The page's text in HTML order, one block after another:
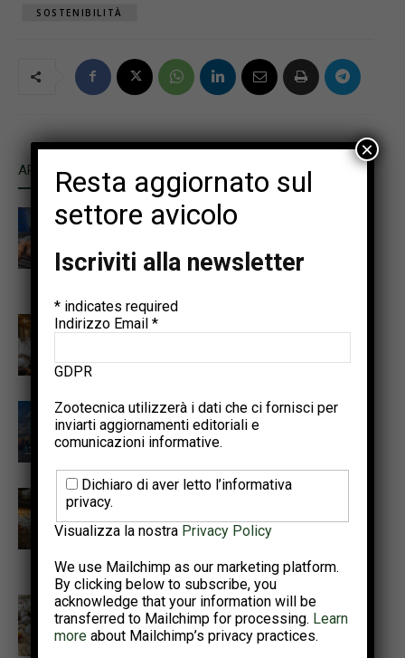
SOSTENIBILITÀ
ARTICOLI CORRELATI ALTRO DALL'AUTORE
Autenticazione del sistema di
tramite machine learning e
Promuovere la sostenibilità
fabbisogno proteico del 2050
Punti salienti dell’Annual Meeting
PSA e del World Poultry
Congress 2026
OMELETTE illustra un percorso
pratico per cicli di produzione di
uova più lunghi e più sani
Tecnologie di precisione per
rilevare le patologie enteriche
nel pollo da carne
Resta aggiornato sul
settore avicolo
Iscriviti alla newsletter
* indicates required
Indirizzo Email *
GDPR
Zootecnica utilizzerà i dati che ci fornisci per
inviarti aggiornamenti editoriali e
comunicazioni informative.
Dichiaro di aver letto l’informativa
privacy.
Visualizza la nostra Privacy Policy
We use Mailchimp as our marketing platform.
By clicking below to subscribe, you
acknowledge that your information will be
transferred to Mailchimp for processing. Learn
more about Mailchimp’s privacy practices.
×